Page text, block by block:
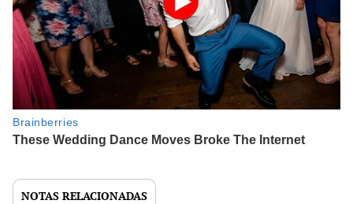
NOTAS RELACIONADAS